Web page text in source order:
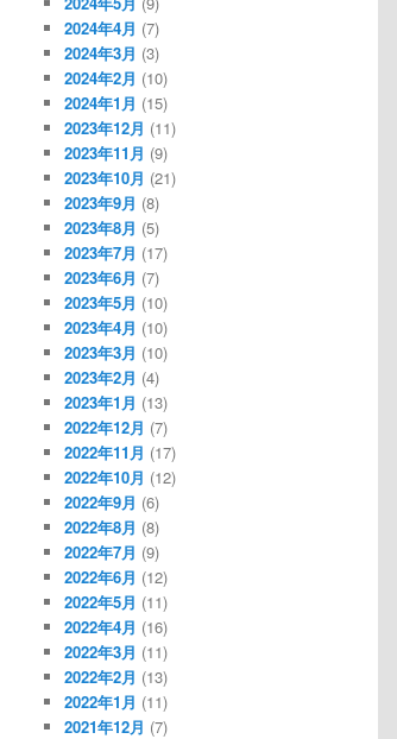
2024年4月 (7)
2024年3月 (3)
2024年2月 (10)
2024年1月 (15)
2023年12月 (11)
2023年11月 (9)
2023年10月 (21)
2023年9月 (8)
2023年8月 (5)
2023年7月 (17)
2023年6月 (7)
2023年5月 (10)
2023年4月 (10)
2023年3月 (10)
2023年2月 (4)
2023年1月 (13)
2022年12月 (7)
2022年11月 (17)
2022年10月 (12)
2022年9月 (6)
2022年8月 (8)
2022年7月 (9)
2022年6月 (12)
2022年5月 (11)
2022年4月 (16)
2022年3月 (11)
2022年2月 (13)
2022年1月 (11)
2021年12月 (7)